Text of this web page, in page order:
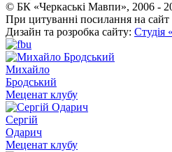
© БК «Черкаські Мавпи», 2006 -
При цитуванні посилання на сайт
Дизайн та розробка сайту: Студія
Михайло
Бродський
Меценат клубу
Сергій
Одарич
Меценат клубу